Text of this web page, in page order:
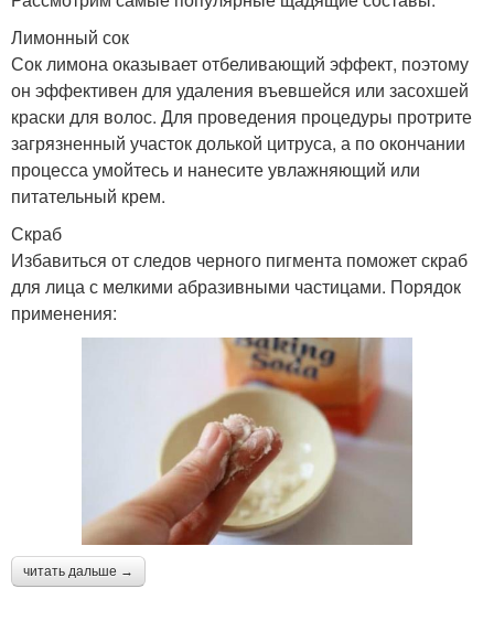
Лимонный сок
Сок лимона оказывает отбеливающий эффект, поэтому
он эффективен для удаления въевшейся или засохшей
краски для волос. Для проведения процедуры протрите
загрязненный участок долькой цитруса, а по окончании
процесса умойтесь и нанесите увлажняющий или
питательный крем.
Скраб
Избавиться от следов черного пигмента поможет скраб
для лица с мелкими абразивными частицами. Порядок
применения:
читать дальше →